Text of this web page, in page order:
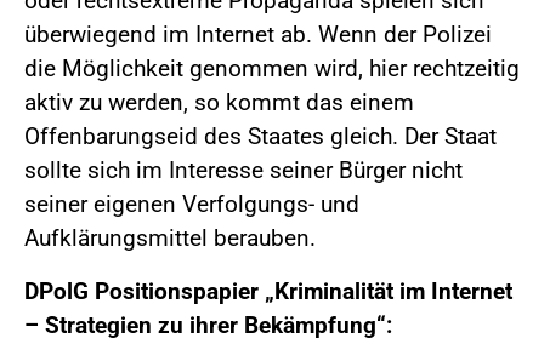
überwiegend im Internet ab. Wenn der Polizei
die Möglichkeit genommen wird, hier rechtzeitig
aktiv zu werden, so kommt das einem
Offenbarungseid des Staates gleich. Der Staat
sollte sich im Interesse seiner Bürger nicht
seiner eigenen Verfolgungs- und
Aufklärungsmittel berauben.
DPolG Positionspapier „Kriminalität im Internet
– Strategien zu ihrer Bekämpfung“: